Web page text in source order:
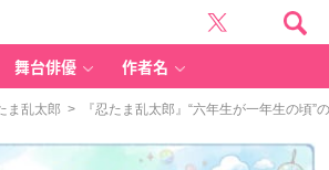
舞台俳優 作者名
ま乱太郎 > 『忍たま乱太郎』“六年生が一年生の頃”